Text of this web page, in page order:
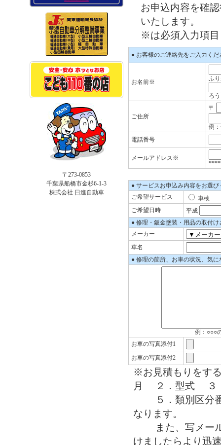
お申込内容を確
いたします。
※は必須入力項
● お客様のご連絡先をご入力くだ
お名前※ ふ
ろう
ご住所
〒
例
電話番号
メールアドレス※
● サービスお申込み内容をお選び
ご希望サービス
車
ご希望日時
平成
● 修理・鈑金塗装・用品の取付
メーカー
車名
● 修理の箇所、お車の状況、気
例：○○○
お車の写真添付1
お車の写真添付2
※お見積もりをす
月 ２．型式 ３
５．類別区分番
なります。
また、写メール
けましたらより迅
〒273-0853
千葉県船橋市金杉6-1-3
株式会社 日進自動車